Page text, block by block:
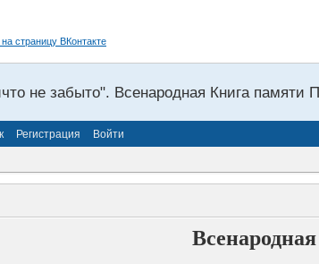
не забыто". Всенародная Книга памяти
Регистрация Войти